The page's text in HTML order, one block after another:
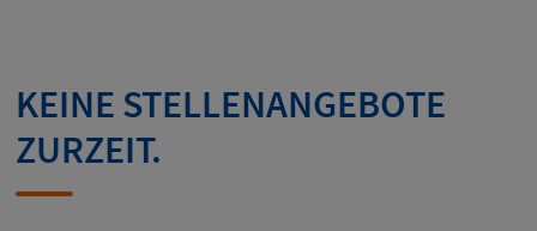
KEINE STELLENANGEBOTE
ZURZEIT.